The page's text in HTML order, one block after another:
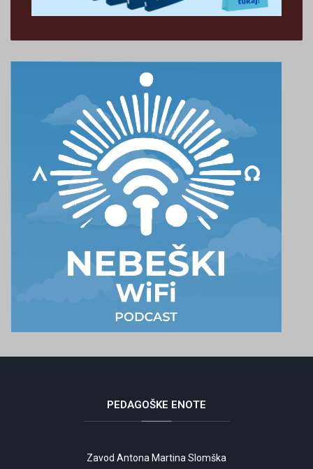
PEDAGOŠKE ENOTE
Zavod Antona Martina Slomška